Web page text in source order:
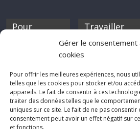
Gérer le consentement
cookies
Pour offrir les meilleures expériences, nous
telles que les cookies pour stocker et/ou
appareils. Le fait de consentir à ces
traiter des données telles que le
uniques sur ce site. Le fait de ne pas
consentement peut avoir un effet négatif sur
et fonctions.
Pour
discothèque
Travailler
Si tu souhaites
Rocknfool, n'hésite
pas à nous envoyer
tes chroniques de
concerts, de films,
séries ou des
d'humeur :